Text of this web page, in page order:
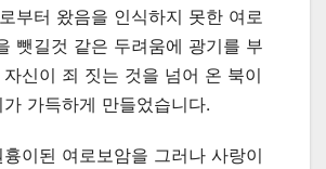
부터 왔음을 인식하지 못한 여로
뺏길것 같은 두려움에 광기를 부
신이 죄 짓는 것을 넘어 온 북이
가득하게 만들었습니다.
이된 여로보암을 그러나 사랑이